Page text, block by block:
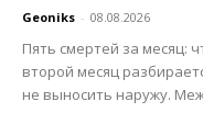
Geoniks - 08.08.2026
Пять смертей за месяц:
второй месяц
не выносить наружу.